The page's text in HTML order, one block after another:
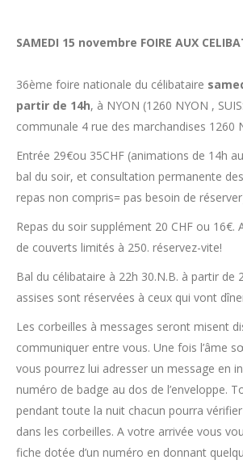
SAMEDI 15 novembre FOIRE AUX
36ème foire nationale du célibataire
partir de 14h, à NYON (1260 NYON ,
communale 4 rue des marchandises 1260
Entrée 29€ou 35CHF (animations de 14h
bal du soir, et consultation permanente
repas non compris= pas besoin de
Repas du soir supplément 20 CHF ou 16€.
de couverts limités à 250. réservez-vite!
Bal du célibataire à 22h 30.N.B. à partir de
assises sont réservées à ceux qui vont
Les corbeilles à messages seront misent
communiquer entre vous. Une fois l’âme
vous pourrez lui adresser un message en
numéro de badge au dos de l’enveloppe.
pendant toute la nuit chacun pourra vérifier
dans les corbeilles. A votre arrivée vous
fiche dotée d’un numéro en donnant